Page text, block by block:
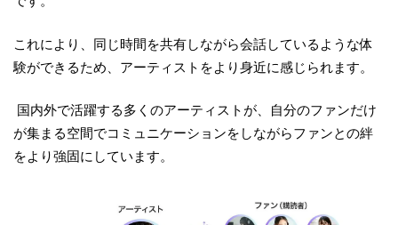
これにより、同じ時間を共有しながら会話しているような体
験ができるため、アーティストをより身近に感じられます。
国内外で活躍する多くのアーティストが、自分のファンだけ
が集まる空間でコミュニケーションをしながらファンとの絆
をより強固にしています。